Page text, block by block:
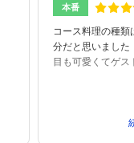
本番
コース料理の種類
分だと思いました
目も可愛くてゲ